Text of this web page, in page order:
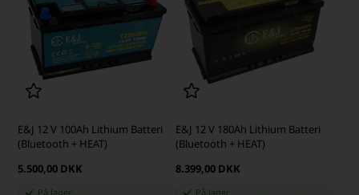
E&J 12 V 100Ah Lithium Batteri
(Bluetooth + HEAT)
5.500,00 DKK
På lager
E&J 12 V 180Ah Lithium Batteri
(Bluetooth + HEAT)
8.399,00 DKK
På lager